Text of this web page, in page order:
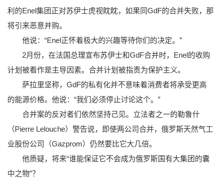
利的Enel集团正对苏伊士虎视眈眈，如果同GdF的合并失败，那
将引来恶意并购。
他说：“Enel正怀着极大的兴趣等待你们的决定。”
2月份，在法国总理宣布苏伊士和GdF合并时，Enel的收购
计划被看作是主导因素。合并计划被指责为保护主义。
萨拉里坚称，GdF的私有化并不意味着消费者将承受更高
的能源价格。他说：“我们必须停止讨论这个。”
合并案的反对者们依然坚持己见。立法者之一的勒鲁什
（Pierre Lelouche）警告说，即使两公司合并，俄罗斯天然气工
业股份公司（Gazprom）仍然要比它大几倍。
他质疑，将来“谁能保证它不会成为俄罗斯国有大集团的囊
中之物”？